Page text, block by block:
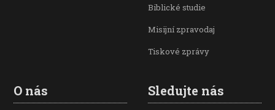
Biblické studie
Misijní zpravodaj
Tiskové zprávy
O nás Sledujte nás